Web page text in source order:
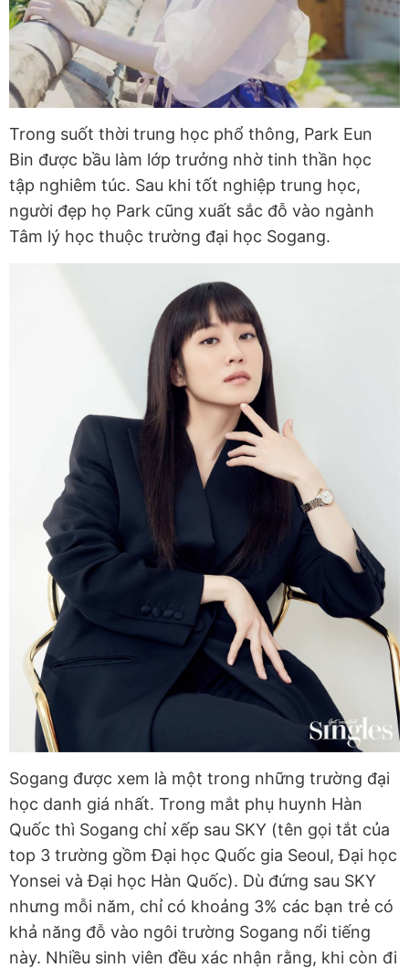
Trong suốt thời trung học phổ thông, Park Eun
Bin được bầu làm lớp trưởng nhờ tinh thần học
tập nghiêm túc. Sau khi tốt nghiệp trung học,
người đẹp họ Park cũng xuất sắc đỗ vào ngành
Tâm lý học thuộc trường đại học Sogang.
Sogang được xem là một trong những trường đại
học danh giá nhất. Trong mắt phụ huynh Hàn
Quốc thì Sogang chỉ xếp sau SKY (tên gọi tắt của
top 3 trường gồm Đại học Quốc gia Seoul, Đại học
Yonsei và Đại học Hàn Quốc). Dù đứng sau SKY
nhưng mỗi năm, chỉ có khoảng 3% các bạn trẻ có
khả năng đỗ vào ngôi trường Sogang nổi tiếng
này. Nhiều sinh viên đều xác nhận rằng, khi còn đi